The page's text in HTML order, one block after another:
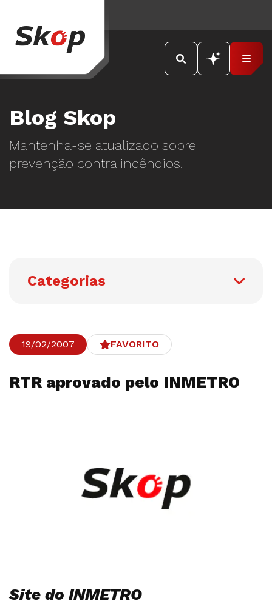
Blog Skop
Mantenha-se atualizado sobre
prevenção contra incêndios.
19/02/2007 FAVORITO
RTR aprovado pelo INMETRO
Site do INMETRO
Categorias